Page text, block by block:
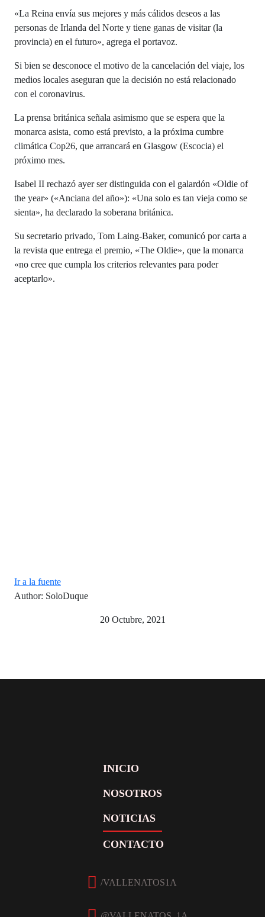
«La Reina envía sus mejores y más cálidos deseos a las
personas de Irlanda del Norte y tiene ganas de visitar (la
provincia) en el futuro», agrega el portavoz.
Si bien se desconoce el motivo de la cancelación del viaje, los
medios locales aseguran que la decisión no está relacionado
con el coronavirus.
La prensa británica señala asimismo que se espera que la
monarca asista, como está previsto, a la próxima cumbre
climática Cop26, que arrancará en Glasgow (Escocia) el
próximo mes.
Isabel II rechazó ayer ser distinguida con el galardón «Oldie of
the year» («Anciana del año»): «Una solo es tan vieja como se
sienta», ha declarado la soberana británica.
Su secretario privado, Tom Laing-Baker, comunicó por carta a
la revista que entrega el premio, «The Oldie», que la monarca
«no cree que cumpla los criterios relevantes para poder
aceptarlo».
Ir a la fuente
Author: SoloDuque
20 Octubre, 2021
INICIO
NOSOTROS
NOTICIAS
CONTACTO